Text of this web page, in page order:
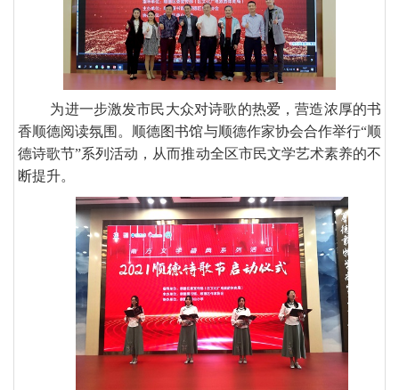
为进一步激发市民大众对诗歌的热爱，营造浓厚的书
香顺德阅读氛围。顺德图书馆与顺德作家协会合作举行“顺
德诗歌节”系列活动，从而推动全区市民文学艺术素养的不
断提升。